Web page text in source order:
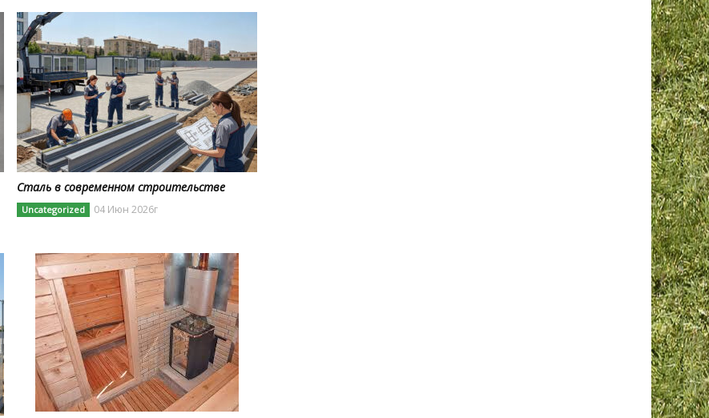
Сталь в современном строительстве
Uncategorized 04 Июн 2026г